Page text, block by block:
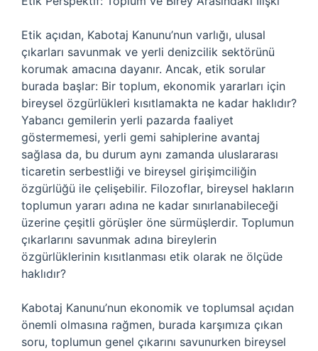
Etik açıdan, Kabotaj Kanunu’nun varlığı, ulusal
çıkarları savunmak ve yerli denizcilik sektörünü
korumak amacına dayanır. Ancak, etik sorular
burada başlar: Bir toplum, ekonomik yararları için
bireysel özgürlükleri kısıtlamakta ne kadar haklıdır?
Yabancı gemilerin yerli pazarda faaliyet
göstermemesi, yerli gemi sahiplerine avantaj
sağlasa da, bu durum aynı zamanda uluslararası
ticaretin serbestliği ve bireysel girişimciliğin
özgürlüğü ile çelişebilir. Filozoflar, bireysel hakların
toplumun yararı adına ne kadar sınırlanabileceği
üzerine çeşitli görüşler öne sürmüşlerdir. Toplumun
çıkarlarını savunmak adına bireylerin
özgürlüklerinin kısıtlanması etik olarak ne ölçüde
haklıdır?
Kabotaj Kanunu’nun ekonomik ve toplumsal açıdan
önemli olmasına rağmen, burada karşımıza çıkan
soru, toplumun genel çıkarını savunurken bireysel